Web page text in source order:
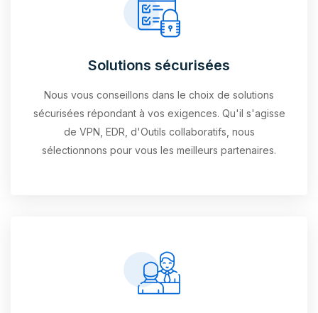
Solutions sécurisées
Nous vous conseillons dans le choix de solutions
sécurisées répondant à vos exigences. Qu'il s'agisse
de VPN, EDR, d'Outils collaboratifs, nous
sélectionnons pour vous les meilleurs partenaires.